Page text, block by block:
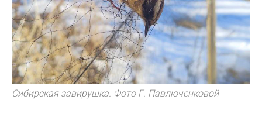
Сибирская завирушка. Фото Г. Павлюченковой